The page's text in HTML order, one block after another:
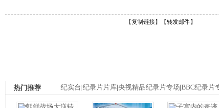
【复制链接】【转发邮件 】
纪实台 纪录片片库 央视精品纪录片专场 BBC纪录片
热门推荐